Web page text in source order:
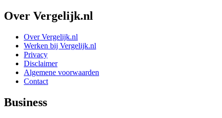
Over Vergelijk.nl
Over Vergelijk.nl
Werken bij Vergelijk.nl
Privacy
Disclaimer
Algemene voorwaarden
Contact
Business